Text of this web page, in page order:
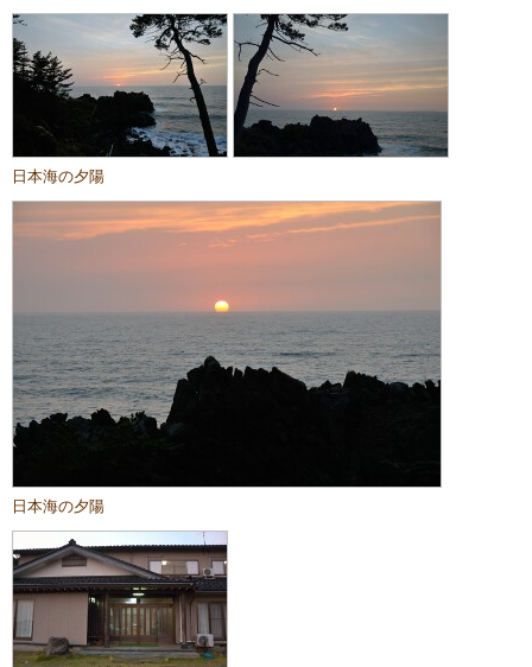
日本海の夕陽
日本海の夕陽